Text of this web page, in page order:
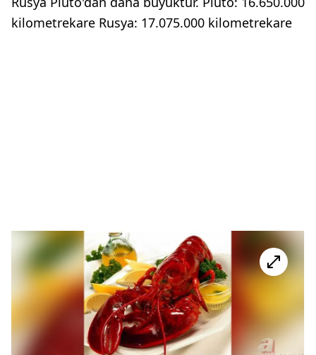
kilometrekare Rusya: 17.075.000 kilometrekare